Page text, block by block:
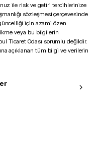
ile risk ve getiri tercihlerinize
sözleşmesi çerçevesinde
için azami özen
veya bu bilgilerin
Ticaret Odası sorumlu değildir.
açıklanan tüm bilgi ve verilerin